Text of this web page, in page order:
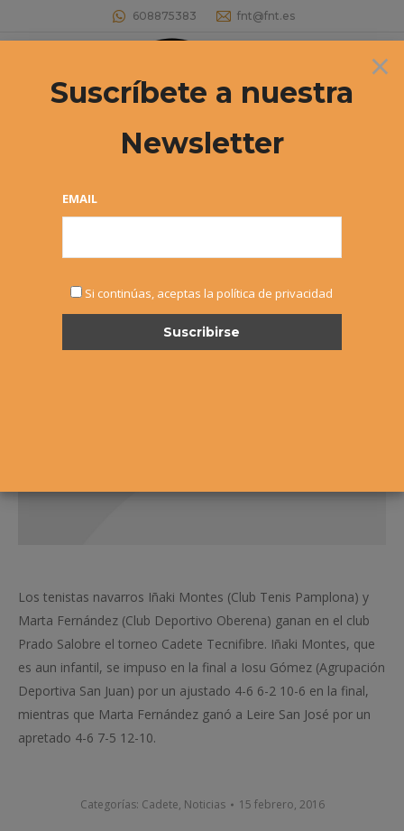
608875383 fnt@fnt.es
Buscar:
Éxitos Fuera – Iñaki Montes y Marta
Los tenistas navarros Iñaki Montes (Club Tenis Pamplona) y
Marta Fernández (Club Deportivo Oberena) ganan en el club
Prado Salobre el torneo Cadete Tecnifibre. Iñaki Montes, que
es aun infantil, se impuso en la final a Iosu Gómez (Agrupación
Deportiva San Juan) por un ajustado 4-6 6-2 10-6 en la final,
mientras que Marta Fernández ganó a Leire San José por un
apretado 4-6 7-5 12-10.
Categorías: Cadete, Noticias 15 febrero, 2016
×
Suscríbete a nuestra
Newsletter
EMAIL
Si continúas, aceptas la política de privacidad